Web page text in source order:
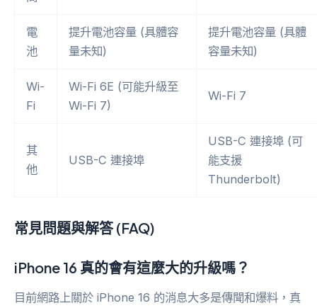
電
池
提升電池容量 (具體容
量未知)
提升電池容量 (具體
容量未知)
Wi-
Fi
Wi-Fi 6E (可能升級至
Wi-Fi 7)
Wi-Fi 7
其
他
USB-C 連接埠
USB-C 連接埠 (可
能支援
Thunderbolt)
常見問題與解答 (FAQ)
iPhone 16 真的會有這麼大的升級嗎？
目前網路上關於 iPhone 16 的消息大多是傳聞和爆料，真